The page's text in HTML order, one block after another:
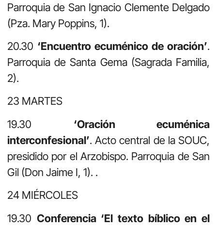
Parroquia de San Ignacio Clemente Delgado
(Pza. Mary Poppins, 1).
20.30 ‘Encuentro ecuménico de oración’.
Parroquia de Santa Gema (Sagrada Familia,
2).
23 MARTES
19.30 ‘Oración ecuménica
interconfesional’. Acto central de la SOUC,
presidido por el Arzobispo. Parroquia de San
Gil (Don Jaime I, 1). .
24 MIÉRCOLES
19.30 Conferencia ‘El texto bíblico en el